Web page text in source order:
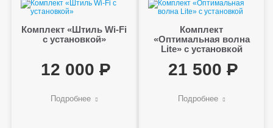
Комплект «Штиль Wi-Fi
с установкой»
12 000
Подробнее
Комплект
«Оптимальная волна
Lite» с установкой
21 500
Подробнее